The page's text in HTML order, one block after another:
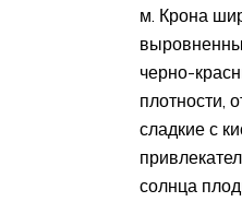
м. Крона
черно-
плотности,
сладкие с
солнца